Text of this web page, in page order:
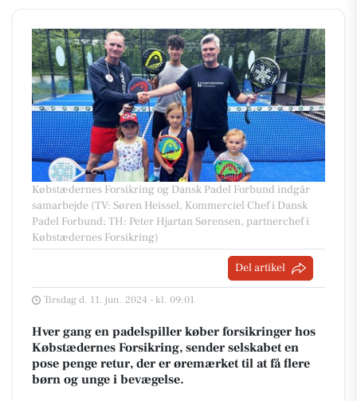
Købstædernes Forsikring og Dansk Padel Forbund indgår
samarbejde (TV: Søren Heissel, Kommerciel Chef i Dansk
Padel Forbund; TH: Peter Hjartan Sørensen, partnerchef i
Købstædernes Forsikring)
Del artikel
Tirsdag d. 11. jun. 2024 - kl. 09:01
Hver gang en padelspiller køber forsikringer hos
Købstædernes Forsikring, sender selskabet en
pose penge retur, der er øremærket til at få flere
børn og unge i bevægelse.